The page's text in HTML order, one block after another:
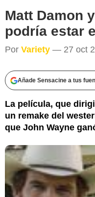
Matt Damon
podría estar
Por Variety — 27 oct
Añade Sensacine a tus
La película, que
un remake del
que John Wayne